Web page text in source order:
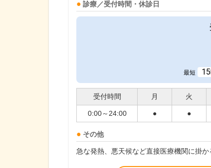
診療／受付時間・休診日
最短 15
受付時間 月 火
0:00～24:00 ● ●
その他
急な発熱、悪天候など直接医療機関に掛